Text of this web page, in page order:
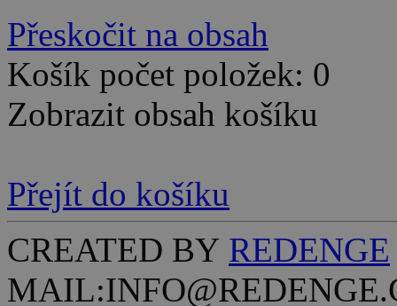
Přeskočit na obsah
Košík počet položek: 0
Zobrazit obsah košíku
Přejít do košíku
CREATED BY REDENGE